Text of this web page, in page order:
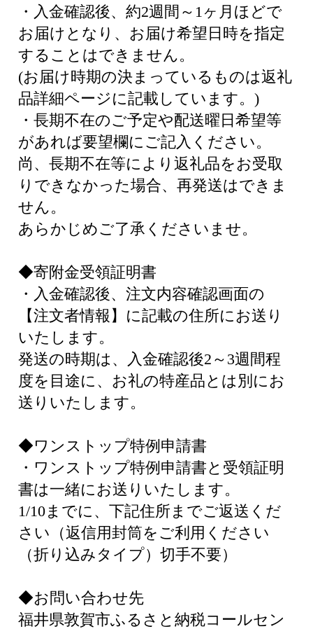
・入金確認後、約2週間～1ヶ月ほどで
お届けとなり、お届け希望日時を指定
することはできません。
(お届け時期の決まっているものは返礼
品詳細ページに記載しています。)
・長期不在のご予定や配送曜日希望等
があれば要望欄にご記入ください。
尚、長期不在等により返礼品をお受取
りできなかった場合、再発送はできま
せん。
あらかじめご了承くださいませ。
◆寄附金受領証明書
・入金確認後、注文内容確認画面の
【注文者情報】に記載の住所にお送り
いたします。
発送の時期は、入金確認後2～3週間程
度を目途に、お礼の特産品とは別にお
送りいたします。
◆ワンストップ特例申請書
・ワンストップ特例申請書と受領証明
書は一緒にお送りいたします。
1/10までに、下記住所までご返送くだ
さい（返信用封筒をご利用ください
（折り込みタイプ）切手不要）
◆お問い合わせ先
福井県敦賀市ふるさと納税コールセン